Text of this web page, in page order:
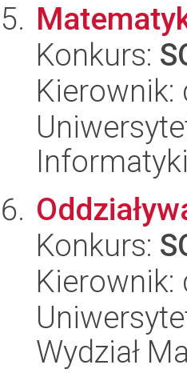
Konkurs:
Kierownik:
Informatyki
Konkurs:
Kierownik:
Wydział